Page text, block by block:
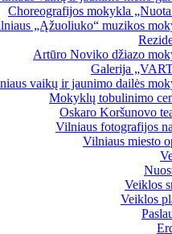
Choreografijos mokykla
„Ąžuoliuko“ muzikos
Artūro Noviko džiazo
Galerija
vaikų ir jaunimo dailės
Mokyklų tobulinimo
Oskaro Koršunovo
Vilniaus fotografijos
Vilniaus miesto
Veiklos
Veiklos